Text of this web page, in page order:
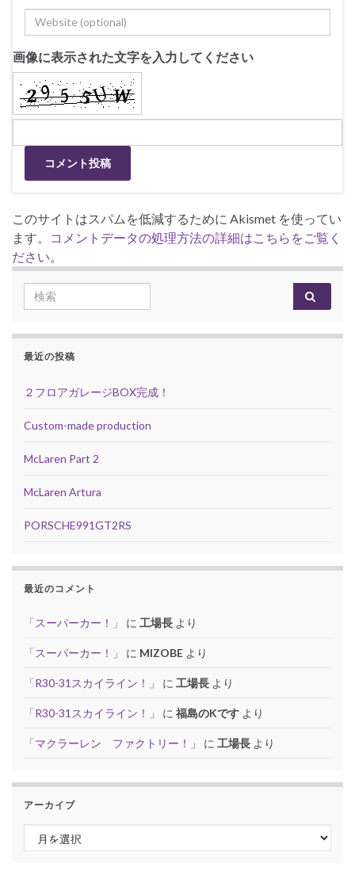
画像に表示された文字を入力してください
このサイトはスパムを低減するために Akismet を使ってい
ます。
コメントデータの処理方法の詳細はこちらをご覧く
ださい
Search for:
最近の投稿
２フロアガレージBOX完成！
Custom-made production
McLaren Part 2
McLaren Artura
PORSCHE991GT2RS
最近のコメント
「スーパーカー！」 に 工場長 より
「スーパーカー！」 に MIZOBE より
「R30-31スカイライン！」 に 工場長 より
「R30-31スカイライン！」 に 福島のKです より
「マクラーレン ファクトリー！」 に 工場長 より
アーカイブ
アーカイブ